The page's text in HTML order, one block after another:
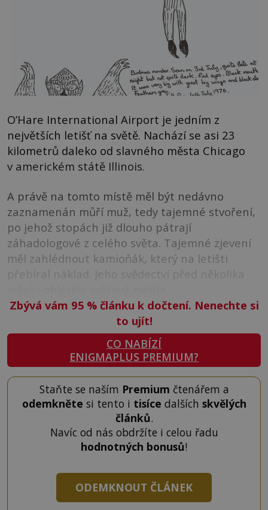
O’Hare International Airport je jedním z
největších letišť na světě. Nachází se asi 23
kilometrů daleko od slavného města Chicago
v americkém státě Illinois.
A právě na tomto místě měl být nedávno
zaznamenán můří muž, tedy tajemné stvoření,
po jehož stopách již dlouho pátrají
záhadologové z celého světa. Tajemné zjevení
měl zahlédnout kamioňák, který na letišti
přebíral náklad. Jeho svědectví před několika
Zbývá vám 95 %článku k dočtení. Nenechte si
to ujít!
CO NABÍZÍ
ENIGMAPLUS PREMIUM?
Staňte se naším Premium čtenářem a
odemkněte si tento i tisíce dalších skvělých
článků.
Navíc od nás obdržíte i celou řadu
hodnotných bonusů!
ODEMKNOUT ČLÁNEK